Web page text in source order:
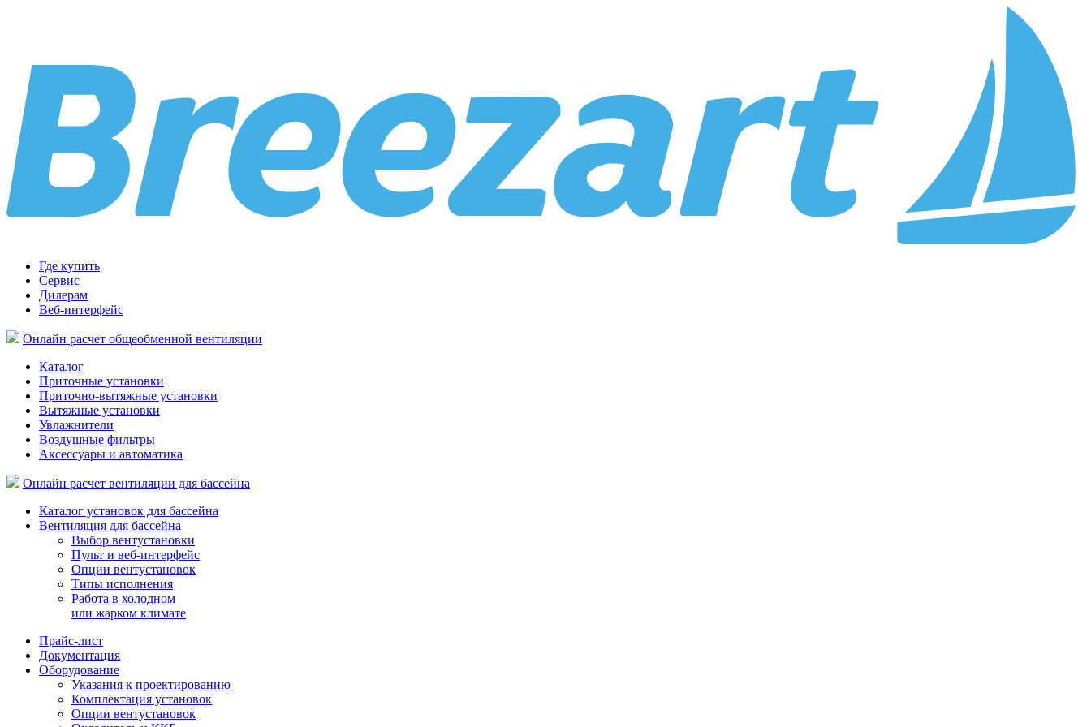
Где купить
Сервис
Дилерам
Веб-интерфейс
Онлайн расчет общеобменной вентиляции
Каталог
Приточные установки
Приточно-вытяжные установки
Вытяжные установки
Увлажнители
Воздушные фильтры
Аксессуары и автоматика
Онлайн расчет вентиляции для бассейна
Каталог установок для бассейна
Вентиляция для бассейна
Выбор вентустановки
Пульт и веб-интерфейс
Опции вентустановок
Типы исполнения
Работа в холодном
или жарком климате
Прайс-лист
Документация
Оборудование
Указания к проектированию
Комплектация установок
Опции вентустановок